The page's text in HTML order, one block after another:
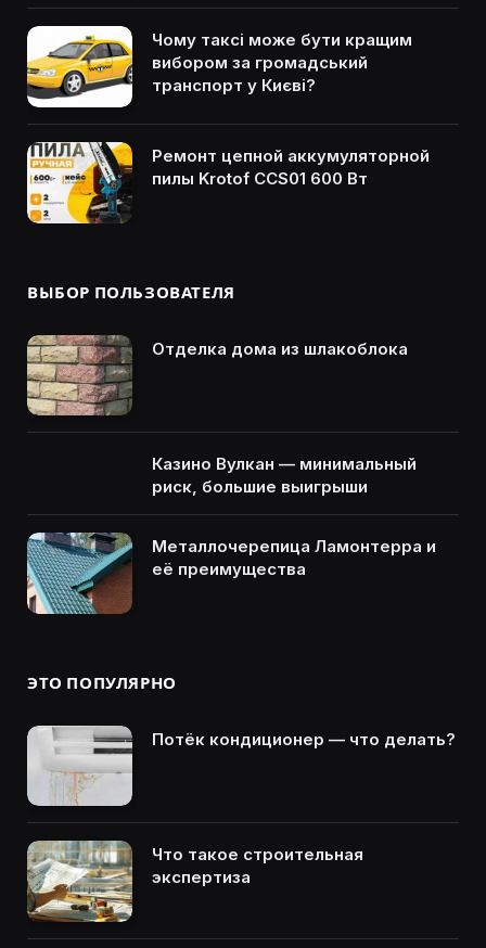
Чому таксі може бути кращим
вибором за громадський
транспорт у Києві?
Ремонт цепной аккумуляторной
пилы Krotof CCS01 600 Вт
ВЫБОР ПОЛЬЗОВАТЕЛЯ
Отделка дома из шлакоблока
Казино Вулкан — минимальный
риск, большие выигрыши
Металлочерепица Ламонтерра и
её преимущества
ЭТО ПОПУЛЯРНО
Потёк кондиционер — что делать?
Что такое строительная
экспертиза